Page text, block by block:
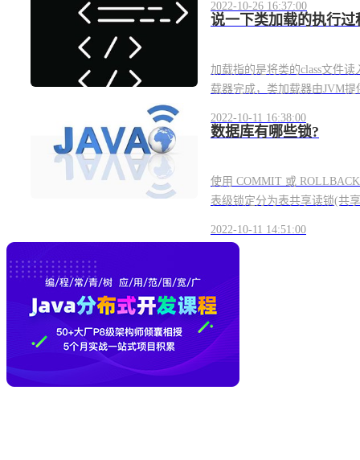
2022-10-26 16:37:00
说一下类加载的执行过
加载指的是将类的class文件
载器完成，类加载器由JVM
2022-10-11 16:38:00
数据库有哪些锁?
使用 COMMIT 或
表级锁定分为表共享读锁(共
2022-10-11 14:51:00